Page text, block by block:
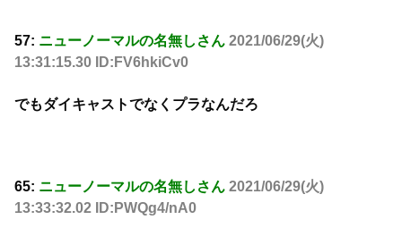
57: ニューノーマルの名無しさん 2021/06/29(火)
13:31:15.30 ID:FV6hkiCv0
でもダイキャストでなくプラなんだろ
65: ニューノーマルの名無しさん 2021/06/29(火)
13:33:32.02 ID:PWQg4/nA0